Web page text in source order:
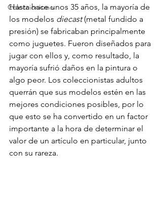
Coleccionismo
Hasta hace unos 35 años, la mayoría de
los modelos diecast (metal fundido a
presión) se fabricaban principalmente
como juguetes. Fueron diseñados para
jugar con ellos y, como resultado, la
mayoría sufrió daños en la pintura o
algo peor. Los coleccionistas adultos
querrán que sus modelos estén en las
mejores condiciones posibles, por lo
que esto se ha convertido en un factor
importante a la hora de determinar el
valor de un artículo en particular, junto
con su rareza.